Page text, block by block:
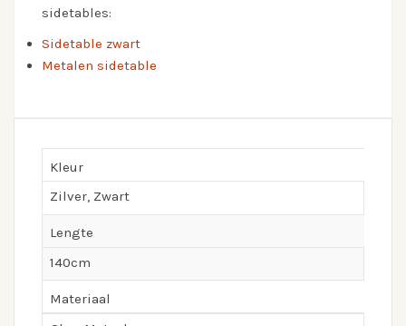
sidetables:
Sidetable zwart
Metalen sidetable
Kleur
Zilver, Zwart
Lengte
140cm
Materiaal